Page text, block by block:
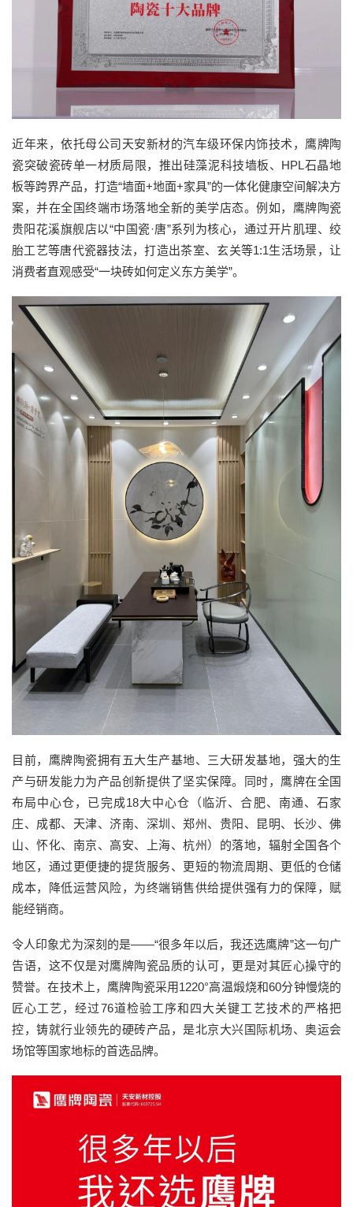
近年来，依托母公司天安新材的汽车级环保内饰技术，鹰牌陶
瓷突破瓷砖单一材质局限，推出硅藻泥科技墙板、HPL石晶地
板等跨界产品，打造“墙面+地面+家具”的一体化健康空间解决方
案，并在全国终端市场落地全新的美学店态。例如，鹰牌陶瓷
贵阳花溪旗舰店以“中国瓷·唐”系列为核心，通过开片肌理、绞
胎工艺等唐代瓷器技法，打造出茶室、玄关等1:1生活场景，让
消费者直观感受“一块砖如何定义东方美学”。
目前，鹰牌陶瓷拥有五大生产基地、三大研发基地，强大的生
产与研发能力为产品创新提供了坚实保障。同时，鹰牌在全国
布局中心仓，已完成18大中心仓（临沂、合肥、南通、石家
庄、成都、天津、济南、深圳、郑州、贵阳、昆明、长沙、佛
山、怀化、南京、高安、上海、杭州）的落地，辐射全国各个
地区，通过更便捷的提货服务、更短的物流周期、更低的仓储
成本，降低运营风险，为终端销售供给提供强有力的保障，赋
能经销商。
令人印象尤为深刻的是——“很多年以后，我还选鹰牌”这一句广
告语，这不仅是对鹰牌陶瓷品质的认可，更是对其匠心操守的
赞誉。在技术上，鹰牌陶瓷采用1220°高温煅烧和60分钟慢烧的
匠心工艺，经过76道检验工序和四大关键工艺技术的严格把
控，铸就行业领先的硬砖产品，是北京大兴国际机场、奥运会
场馆等国家地标的首选品牌。